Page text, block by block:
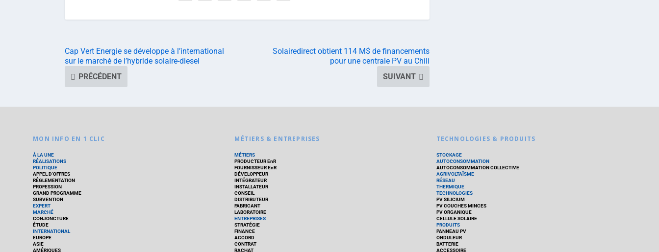
Cap Vert Energie se développe à l’international
sur le marché de l’hybride solaire-diesel
PRÉCÉDENT
Solairedirect obtient 114 M$ de financements
pour une centrale PV au Chili
SUIVANT
MON INFO EN 1 CLIC
À LA UNE
RÉALISATIONS
POLITIQUE
APPEL D’OFFRES
RÉGLEMENTATION
PROFESSION
GRAND PROGRAMME
SUBVENTION
EXPERT
MARCHÉ
CONJONCTURE
ÉTUDE
INTERNATIONAL
EUROPE
ASIE
AMÉRIQUES
MÉTIERS & ENTREPRISES
MÉTIERS
PRODUCTEUR EnR
FOURNISSEUR EnR
DÉVELOPPEUR
INTÉGRATEUR
INSTALLATEUR
CONSEIL
DISTRIBUTEUR
FABRICANT
LABORATOIRE
ENTREPRISES
STRATÉGIE
FINANCE
ACCORD
CONTRAT
RACHAT
TECHNOLOGIES & PRODUITS
STOCKAGE
AUTOCONSOMMATION
AUTOCONSOMMATION COLLECTIVE
AGRIVOLTAÏSME
RÉSEAU
THERMIQUE
TECHNOLOGIES
PV SILICIUM
PV COUCHES MINCES
PV ORGANIQUE
CELLULE SOLAIRE
PRODUITS
PANNEAU PV
ONDULEUR
BATTERIE
ACCESSOIRE